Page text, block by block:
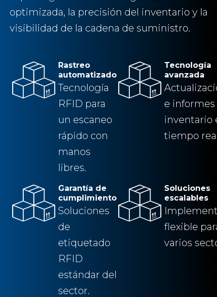
optimizada, la precisión del inventario y la
visibilidad de la cadena de suministro.
Rastreo
automatizado
Tecnología
RFID para
un escaneo
rápido con
manos
libres.
Tecnología
avanzada
e informes
inventario
tiempo
Garantía de
cumplimiento
Soluciones
de
etiquetado
RFID
estándar del
sector.
Soluciones
escalables
flexible
varios